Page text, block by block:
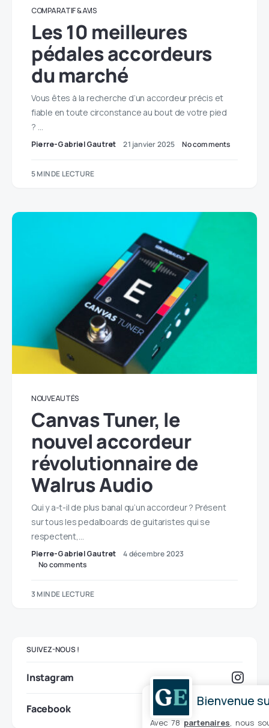
COMPARATIF & AVIS
Les 10 meilleures
pédales accordeurs
du marché
Vous êtes à la recherche d’un accordeur précis et
fiable en toute circonstance au bout de votre pied
? …
Pierre-Gabriel Gautret 21 janvier 2025 No comments
5 MIN DE LECTURE
NOUVEAUTÉS
Canvas Tuner, le
nouvel accordeur
révolutionnaire de
Walrus Audio
Qui y a-t-il de plus banal qu’un accordeur ? Présent
sur tous les pedalboards de guitaristes qui se
respectent,…
Pierre-Gabriel Gautret
4 décembre 2023
No comments
3 MIN DE LECTURE
SUIVEZ-NOUS !
Instagram
Facebook Bienvenue
Avec 78 partenaires, nous